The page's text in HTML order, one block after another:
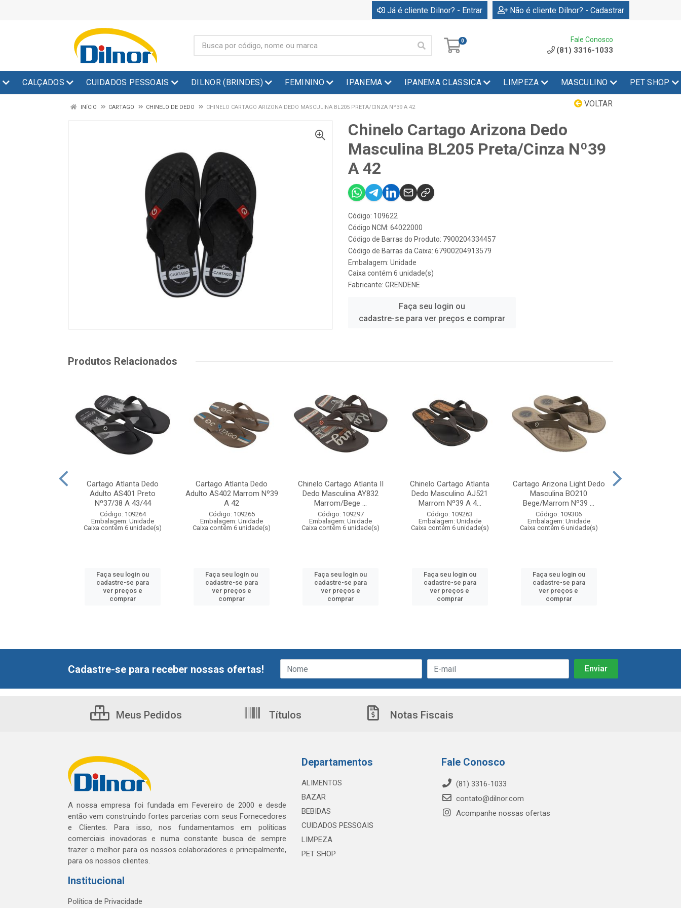
Já é cliente Dilnor? - Entrar Não é cliente Dilnor? - Cadastrar
0 Fale Conosco
(81) 3316-1033
CALÇADOS CUIDADOS PESSOAIS DILNOR (BRINDES) FEMININO IPANEMA IPANEMA CLASSICA LIMPEZA MASCULINO PET SHOP
VOLTAR
INÍCIO CARTAGO CHINELO DE DEDO CHINELO CARTAGO ARIZONA DEDO MASCULINA BL205 PRETA/CINZA Nº39 A 42
Chinelo Cartago Arizona Dedo
Masculina BL205 Preta/Cinza Nº39
A 42
Código: 109622
Código NCM: 64022000
Código de Barras do Produto: 7900204334457
Código de Barras da Caixa: 67900204913579
Embalagem: Unidade
Caixa contém 6 unidade(s)
Fabricante: GRENDENE
Faça seu login ou
cadastre-se para ver preços e comprar
Produtos Relacionados
Cartago Atlanta Dedo
Adulto AS401 Preto
Nº37/38 A 43/44
Código: 109264
Embalagem: Unidade
Caixa contém 6 unidade(s)
Faça seu login ou
cadastre-se para
ver preços e
comprar
Cartago Atlanta Dedo
Adulto AS402 Marrom Nº39
A 42
Código: 109265
Embalagem: Unidade
Caixa contém 6 unidade(s)
Faça seu login ou
cadastre-se para
ver preços e
comprar
Chinelo Cartago Atlanta II
Dedo Masculina AY832
Marrom/Bege ...
Código: 109297
Embalagem: Unidade
Caixa contém 6 unidade(s)
Faça seu login ou
cadastre-se para
ver preços e
comprar
Chinelo Cartago Atlanta
Dedo Masculino AJ521
Marrom Nº39 A 4...
Código: 109263
Embalagem: Unidade
Caixa contém 6 unidade(s)
Faça seu login ou
cadastre-se para
ver preços e
comprar
Cartago Arizona Light Dedo
Masculina BO210
Bege/Marrom Nº39 ...
Código: 109306
Embalagem: Unidade
Caixa contém 6 unidade(s)
Faça seu login ou
cadastre-se para
ver preços e
comprar
Cadastre-se para receber nossas ofertas!
Meus Pedidos Títulos Notas Fiscais
A nossa empresa foi fundada em Fevereiro de 2000 e desde
então vem construindo fortes parcerias com seus Fornecedores
e Clientes. Para isso, nos fundamentamos em políticas
comerciais inovadoras e numa constante busca de sempre
trazer o melhor para os nossos colaboradores e principalmente,
para os nossos clientes.
Institucional
Política de Privacidade
Departamentos
ALIMENTOS
BAZAR
BEBIDAS
CUIDADOS PESSOAIS
LIMPEZA
PET SHOP
Fale Conosco
(81) 3316-1033
contato@dilnor.com
Acompanhe nossas ofertas